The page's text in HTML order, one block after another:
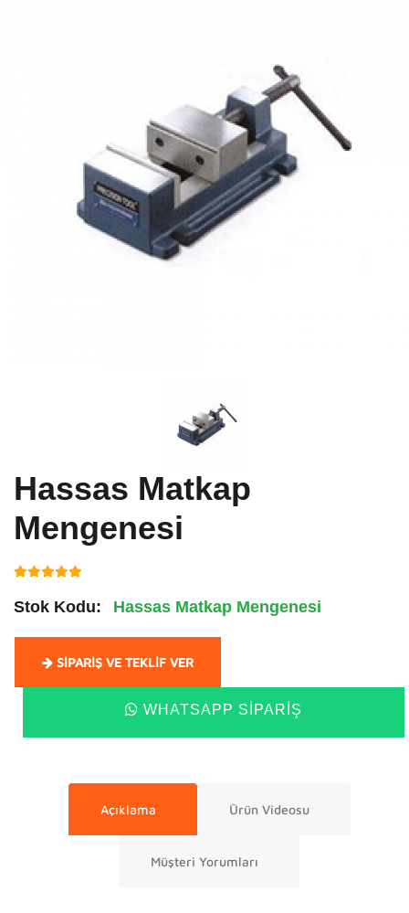
Hassas Matkap
Mengenesi
Stok Kodu: Hassas Matkap Mengenesi
SIPARIŞ VE TEKLIF VER
WHATSAPP SIPARIŞ
Açıklama Ürün Videosu
Müşteri Yorumları